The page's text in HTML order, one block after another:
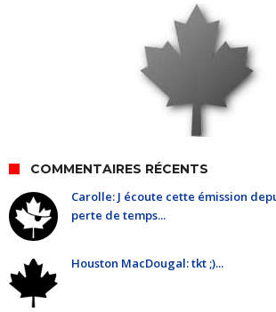
COMMENTAIRES RÉCENTS
Carolle: J écoute cette émission
perte de temps...
Houston MacDougal: tkt ;)...